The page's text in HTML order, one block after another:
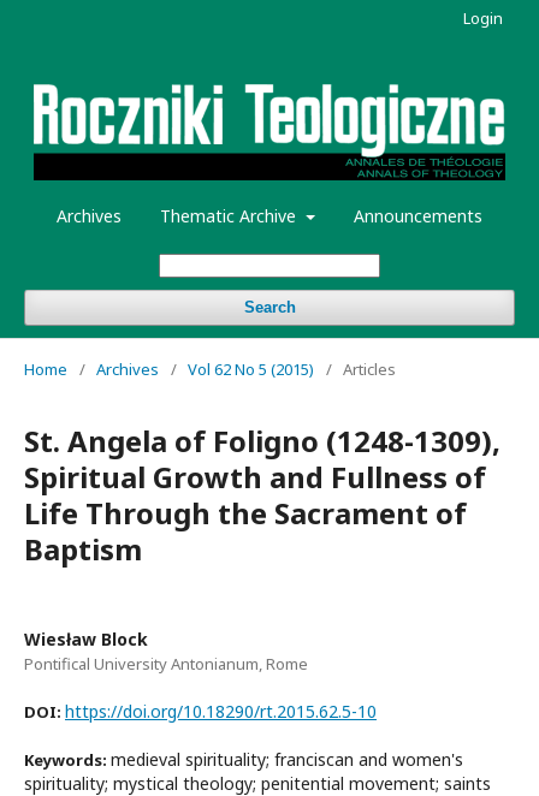
Archives Thematic Archive Announcements
Search
Login
Home / Archives / Vol 62 No 5 (2015) / Articles
St. Angela of Foligno (1248-1309),
Spiritual Growth and Fullness of
Life Through the Sacrament of
Baptism
Wiesław Block
Pontifical University Antonianum, Rome
DOI: https://doi.org/10.18290/rt.2015.62.5-10
Keywords: medieval spirituality; franciscan and women's
spirituality; mystical theology; penitential movement; saints